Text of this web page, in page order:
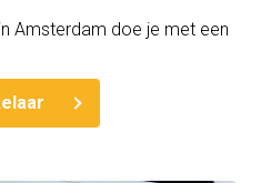
Amsterdam doe je met een